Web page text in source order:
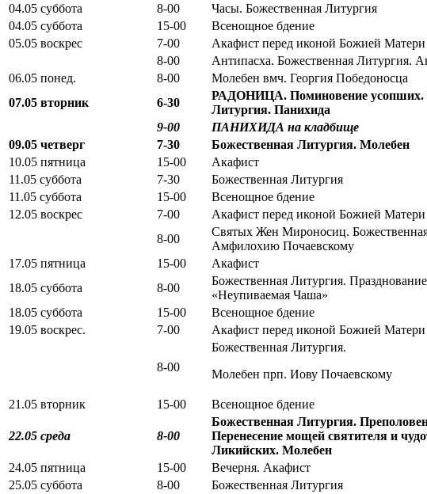
04.05 суббота
8-00
Часы. Божественная Литургия
04.05 суббота
15-00
Всенощное бдение
05.05 воскрес
7-00
Акафист перед иконой Божией
8-00
Антипасха. Божественная Литургия.
06.05 понед.
8-00
Молебен вмч. Георгия Победоносца
07.05 вторник
6-30
РАДОНИЦА. Поминовение усопших.
Литургия. Панихида
9-00
ПАНИХИДА на кладбище
09.05 четверг
7-30
Божественная Литургия. Молебен
10.05 пятница
15-00
Акафист
11.05 суббота
7-30
Божественная Литургия
11.05 суббота
15-00
Всенощное бдение
12.05 воскрес
7-00
Акафист перед иконой Божией
8-00
Святых Жен Мироносиц.
Амфилохию Почаевскому
17.05 пятница
15-00
Акафист
18.05 суббота
8-00
Божественная Литургия.
«Неупиваемая Чаша»
18.05 суббота
15-00
Всенощное бдение
19.05 воскрес.
7-00 Акафист перед иконой Божией
8-00
Божественная Литургия.
Молебен прп. Иову Почаевскому
21.05 вторник 15-00 Всенощное бдение
22.05 среда 8-00
Божественная Литургия.
Перенесение мощей святителя и
Ликийских. Молебен
24.05 пятница
15-00
Вечерня. Акафист
25.05 суббота
8-00
Божественная Литургия